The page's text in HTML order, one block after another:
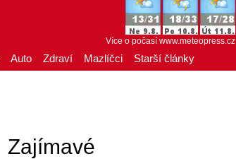
Více o počasí www.meteopress.cz
Auto Zdraví Mazlíčci Starší články
Zajímavé